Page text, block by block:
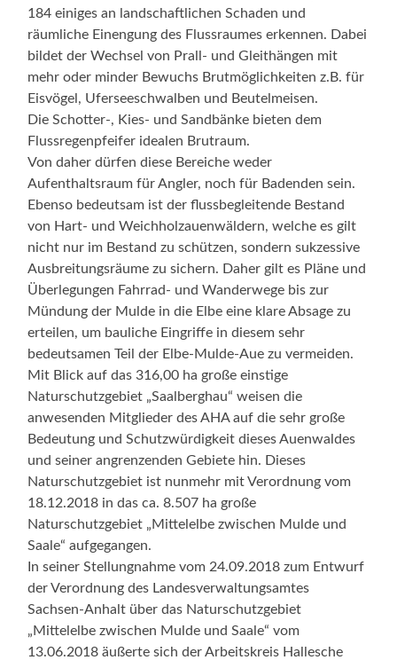
184 einiges an landschaftlichen Schaden und
räumliche Einengung des Flussraumes erkennen. Dabei
bildet der Wechsel von Prall- und Gleithängen mit
mehr oder minder Bewuchs Brutmöglichkeiten z.B. für
Eisvögel, Uferseeschwalben und Beutelmeisen.
Die Schotter-, Kies- und Sandbänke bieten dem
Flussregenpfeifer idealen Brutraum.
Von daher dürfen diese Bereiche weder
Aufenthaltsraum für Angler, noch für Badenden sein.
Ebenso bedeutsam ist der flussbegleitende Bestand
von Hart- und Weichholzauenwäldern, welche es gilt
nicht nur im Bestand zu schützen, sondern sukzessive
Ausbreitungsräume zu sichern. Daher gilt es Pläne und
Überlegungen Fahrrad- und Wanderwege bis zur
Mündung der Mulde in die Elbe eine klare Absage zu
erteilen, um bauliche Eingriffe in diesem sehr
bedeutsamen Teil der Elbe-Mulde-Aue zu vermeiden.
Mit Blick auf das 316,00 ha große einstige
Naturschutzgebiet „Saalberghau“ weisen die
anwesenden Mitglieder des AHA auf die sehr große
Bedeutung und Schutzwürdigkeit dieses Auenwaldes
und seiner angrenzenden Gebiete hin. Dieses
Naturschutzgebiet ist nunmehr mit Verordnung vom
18.12.2018 in das ca. 8.507 ha große
Naturschutzgebiet „Mittelelbe zwischen Mulde und
Saale“ aufgegangen.
In seiner Stellungnahme vom 24.09.2018 zum Entwurf
der Verordnung des Landesverwaltungsamtes
Sachsen-Anhalt über das Naturschutzgebiet
„Mittelelbe zwischen Mulde und Saale“ vom
13.06.2018 äußerte sich der Arbeitskreis Hallesche